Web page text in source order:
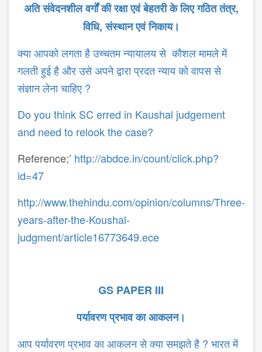
अतिसंवेदनशीलवर्गोंकीरक्षाएवंबेहतरीकेलिएगठिततंत्र,
विधि,संस्थानएवंनिकाय।
क्या आपको लगता है उच्चतम न्यायालय से कौशल मामले में
गलती हुई है और उसे अपने द्वारा प्रदत न्याय को वापस से
संज्ञान लेना चाहिए ?
Do you think SC erred in Kaushal judgement
and need to relook the case?
Reference;’ http://abdce.in/count/click.php?
id=47
http://www.thehindu.com/opinion/columns/Three-
years-after-the-Koushal-
judgment/article16773649.ece
GS PAPER III
पर्यावरणप्रभावकाआकलन।
आप पर्यावरण प्रभाव का आकलन से क्या समझते है ? भारत में